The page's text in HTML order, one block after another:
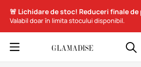
🚨 Lichidare de stoc! Reduceri finale de
Valabil doar în limita stocului disponibil.